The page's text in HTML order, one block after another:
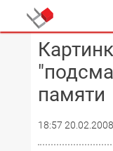
памяти
18:57 20.02.2008